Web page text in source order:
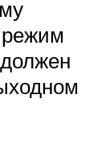
режим